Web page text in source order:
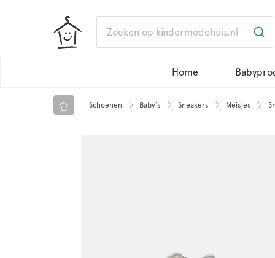
Home
Schoenen Baby’s Sneakers Meisjes